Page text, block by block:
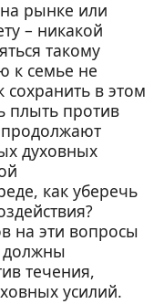
рынке или
– никакой
такому
к семье не
сохранить в этом
плыть против
духовных
как уберечь
на эти вопросы
должны
течения,
усилий.